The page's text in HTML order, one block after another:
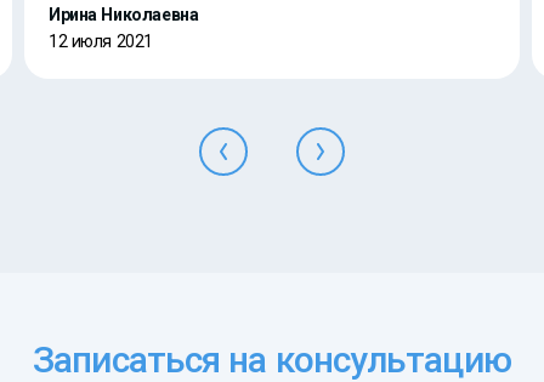
Ирина Николаевна
12 июля 2021
Записаться на консультацию